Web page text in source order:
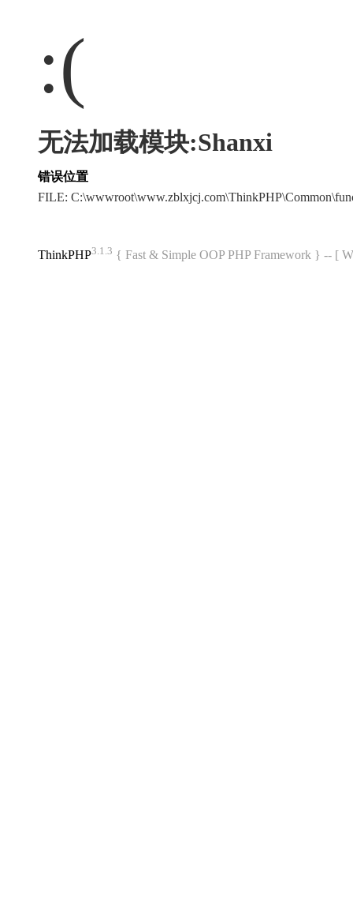
:(
无法加载模块:Shanxi
错误位置
FILE:
ThinkPHP3.1.3 { Fast & Simple OOP PHP Framework } -- [